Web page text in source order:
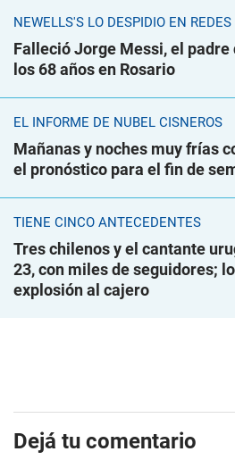
NEWELLS'S LO DESPIDIÓ EN REDES
Falleció Jorge Messi, el padre
los 68 años en Rosario
EL INFORME DE NUBEL CISNEROS
Mañanas y noches muy frías
el pronóstico para el fin de
TIENE CINCO ANTECEDENTES
Tres chilenos y el cantante
23, con miles de seguidores;
explosión al cajero
Dejá tu comentario